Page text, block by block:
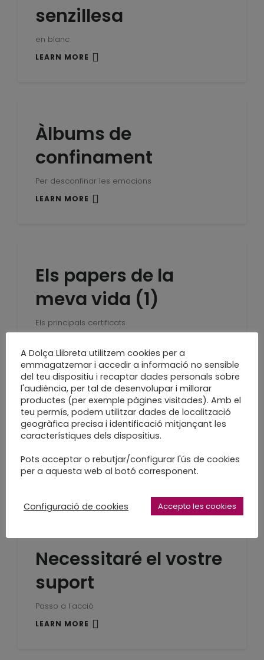
senzillesa
en blanc
LEARN MORE
Àlbums de
confinament
Per desconfinar les emocions
LEARN MORE
Els papers de la
meva vida (1)
Els principals certificats
No hi són totes però n
´hi ha moltes
Què i com m'ho podeu demanar
Necessitaré el vostre
suport
Passo a l'acció
LEARN MORE
A Dolça Llibreta utilitzem cookies per a
emmagatzemar i accedir a informació no sensible
del teu dispositiu i recaptar dades personals sobre
l'audiència, per tal de desenvolupar i millorar
productes (per exemple pàgines visitades). Amb el
teu permís, podem utilitzar dades de localització
geogràfica precisa i identificació mitjançant les
característiques dels dispositius.
Pots acceptar o rebutjar/configurar l'ús de cookies
per a aquesta web al botó corresponent.
Configuració de cookies Accepto les cookies